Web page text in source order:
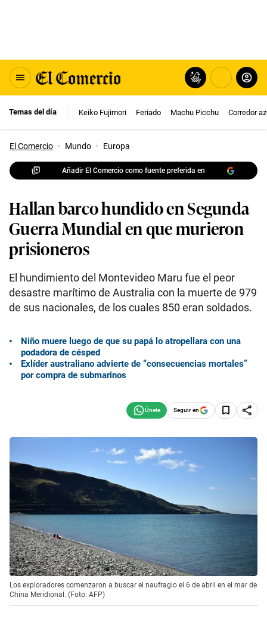
Temas del día Keiko Fujimori Feriado Machu Picchu Corredor
El Comercio · Mundo · Europa
Añadir El Comercio como fuente preferida en
Hallan barco hundido en Segunda
Guerra Mundial en que murieron
prisioneros
El hundimiento del Montevideo Maru fue el peor
desastre marítimo de Australia con la muerte de 979
de sus nacionales, de los cuales 850 eran soldados.
Niño muere luego de que su papá lo atropellara con una
podadora de césped
Exlíder australiano advierte de “consecuencias mortales”
por compra de submarinos
Seguir en
Los exploradores comenzaron a buscar el naufragio el 6 de abril en el mar de
China Meridional. (Foto: AFP)